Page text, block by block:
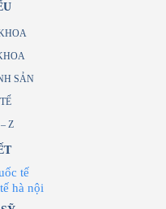
SẢN
Z
tế
hà nội